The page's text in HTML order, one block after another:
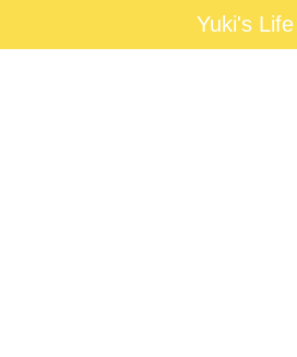
Yuki's LifeYuki's Life